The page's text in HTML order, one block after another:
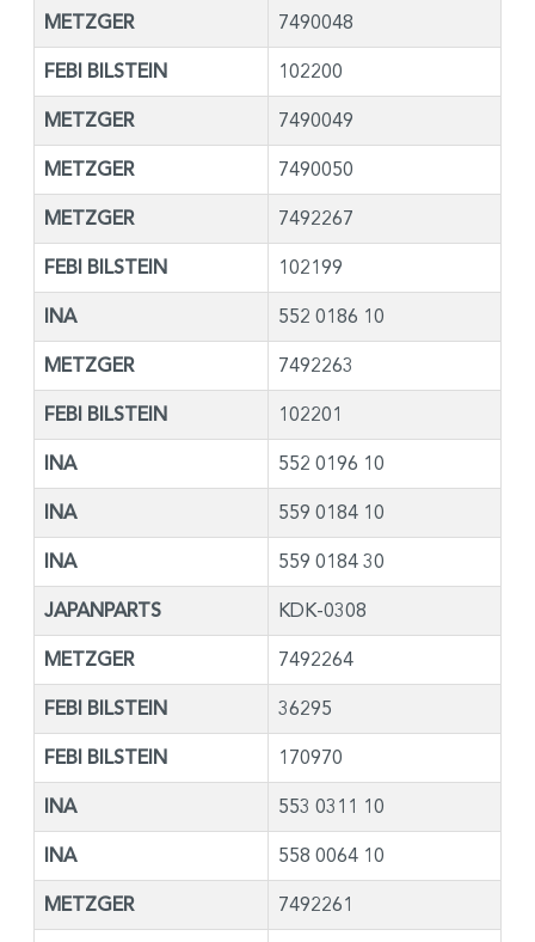
METZGER 7490048
FEBI BILSTEIN 102200
METZGER 7490049
METZGER 7490050
METZGER 7492267
FEBI BILSTEIN 102199
INA 552 0186 10
METZGER 7492263
FEBI BILSTEIN 102201
INA 552 0196 10
INA 559 0184 10
INA 559 0184 30
JAPANPARTS KDK-0308
METZGER 7492264
FEBI BILSTEIN 36295
FEBI BILSTEIN 170970
INA 553 0311 10
INA 558 0064 10
METZGER 7492261